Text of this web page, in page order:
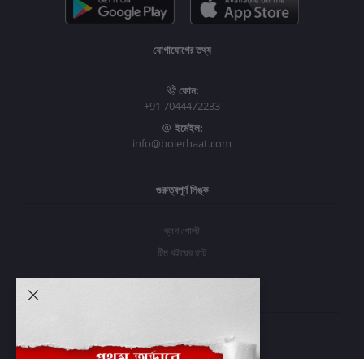
যোগাযোগের তথ্য
ফোন:
+91 7044472233
ইমেইল:
info@boierhaat.com
গুরুত্বপূর্ণ লিঙ্ক
ব্লগ পোস্ট
টিম বইয়ের হাট
প্রবেশ করুন